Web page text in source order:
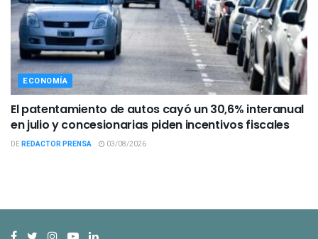
ECONOMÍA
El patentamiento de autos cayó un 30,6% interanual
en julio y concesionarias piden incentivos fiscales
DEREDACTOR PRENSA 03/08/2026